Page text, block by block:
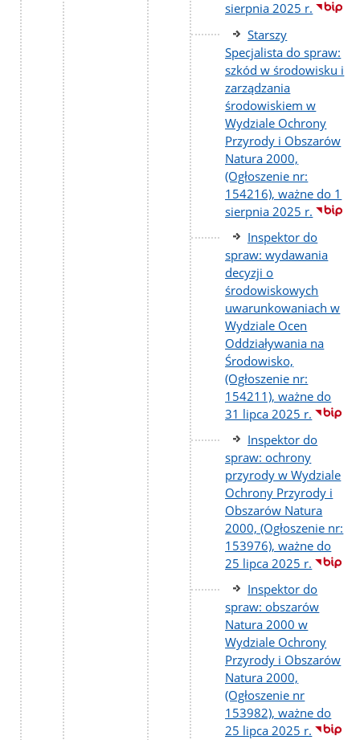
sierpnia 2025 r.
Starszy
Specjalista do spraw:
szkód w środowisku i
zarządzania
środowiskiem w
Wydziale Ochrony
Przyrody i Obszarów
Natura 2000,
(Ogłoszenie nr:
154216), ważne do 1
sierpnia 2025 r.
Inspektor do
spraw: wydawania
decyzji o
środowiskowych
uwarunkowaniach w
Wydziale Ocen
Oddziaływania na
Środowisko,
(Ogłoszenie nr:
154211), ważne do
31 lipca 2025 r.
Inspektor do
spraw: ochrony
przyrody w Wydziale
Ochrony Przyrody i
Obszarów Natura
2000, (Ogłoszenie nr:
153976), ważne do
25 lipca 2025 r.
Inspektor do
spraw: obszarów
Natura 2000 w
Wydziale Ochrony
Przyrody i Obszarów
Natura 2000,
(Ogłoszenie nr
153982), ważne do
25 lipca 2025 r.